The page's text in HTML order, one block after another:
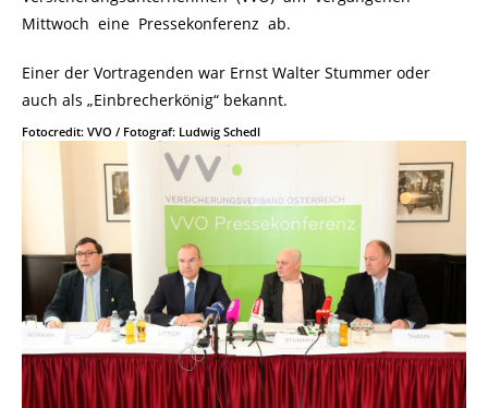
Mittwoch eine Pressekonferenz ab.
Einer der Vortragenden war Ernst Walter Stummer oder
auch als „Einbrecherkönig“ bekannt.
Fotocredit: VVO / Fotograf: Ludwig Schedl